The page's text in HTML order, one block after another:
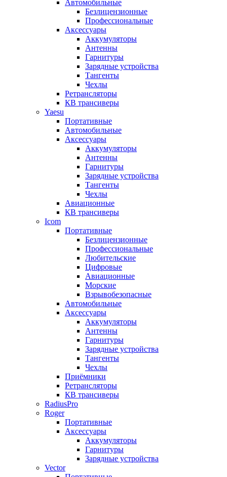
Автомобильные
Безлицензионные
Профессиональные
Аксессуары
Аккумуляторы
Антенны
Гарнитуры
Зарядные устройства
Тангенты
Чехлы
Ретрансляторы
КВ трансиверы
Yaesu
Портативные
Автомобильные
Аксессуары
Аккумуляторы
Антенны
Гарнитуры
Зарядные устройства
Тангенты
Чехлы
Авиационные
КВ трансиверы
Icom
Портативные
Безлицензионные
Профессиональные
Любительские
Цифровые
Авиационные
Морские
Взрывобезопасные
Автомобильные
Аксессуары
Аккумуляторы
Антенны
Гарнитуры
Зарядные устройства
Тангенты
Чехлы
Приёмники
Ретрансляторы
КВ трансиверы
RadiusPro
Roger
Портативные
Аксессуары
Аккумуляторы
Гарнитуры
Зарядные устройства
Vector